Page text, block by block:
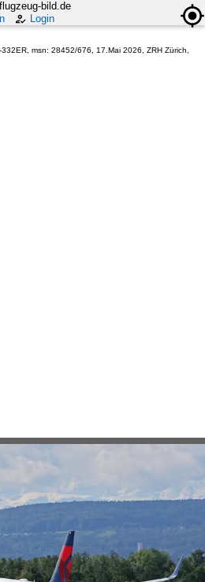
flugzeug-bild.de
Login
msn: 28452/676, 17.Mai 2026, ZRH Zürich,